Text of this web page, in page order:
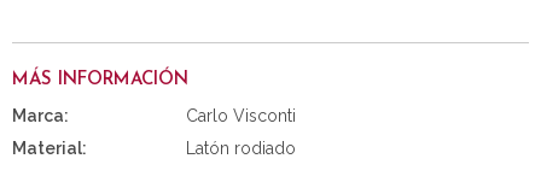
MÁS INFORMACIÓN
Marca:
Carlo Visconti
Material:
Latón rodiado